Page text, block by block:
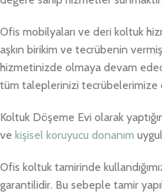
Ofis mobilyaları ve deri koltuk
aşkın birikim ve tecrübenin
hizmetinizde olmaya devam
tüm taleplerinizi tecrübelerimize
Koltuk Döşeme Evi olarak
ve kişisel koruyucu donanım
Ofis koltuk tamirinde
garantilidir. Bu sebeple tamir